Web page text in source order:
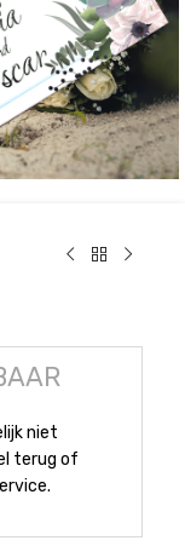
niet
terug of